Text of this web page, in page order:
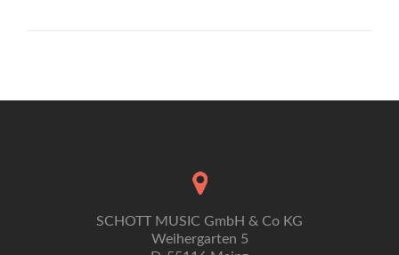
SCHOTT MUSIC GmbH & Co KG
Weihergarten 5